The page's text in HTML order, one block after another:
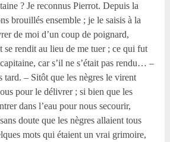
? Je reconnus Pierrot. Depuis la
brouillés ensemble ; je le saisis à la
de moi d’un coup de poignard,
se rendit au lieu de me tuer ; ce qui fut
car s’il ne s’était pas rendu… –
tard. – Sitôt que les nègres le virent
pour le délivrer ; si bien que les
dans l’eau pour nous secourir,
doute que les nègres allaient tous
mots qui étaient un vrai grimoire,